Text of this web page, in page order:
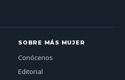
SOBRE MÁS MUJER
Conócenos
Editorial